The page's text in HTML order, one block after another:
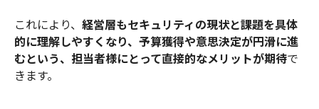
これにより、 経営層もセキュリティの現状と課題を具体
的に理解しやすくなり、予算獲得や意思決定が円滑に進
むという、担当者様にとって直接的なメリットが期待で
きます。